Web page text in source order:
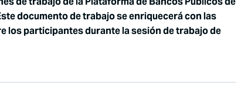
documento de trabajo se enriquecerá con las
los participantes durante la sesión de trabajo de